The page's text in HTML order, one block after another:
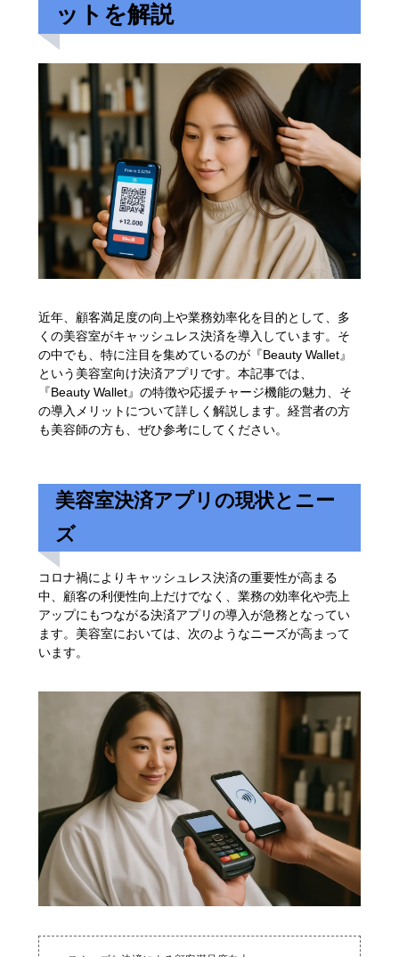
ットを解説
近年、顧客満足度の向上や業務効率化を目的として、多
くの美容室がキャッシュレス決済を導入しています。そ
の中でも、特に注目を集めているのが『Beauty Wallet』
という美容室向け決済アプリです。本記事では、
『Beauty Wallet』の特徴や応援チャージ機能の魅力、そ
の導入メリットについて詳しく解説します。経営者の方
も美容師の方も、ぜひ参考にしてください。
美容室決済アプリの現状とニー
ズ
コロナ禍によりキャッシュレス決済の重要性が高まる
中、顧客の利便性向上だけでなく、業務の効率化や売上
アップにもつながる決済アプリの導入が急務となってい
ます。美容室においては、次のようなニーズが高まって
います。